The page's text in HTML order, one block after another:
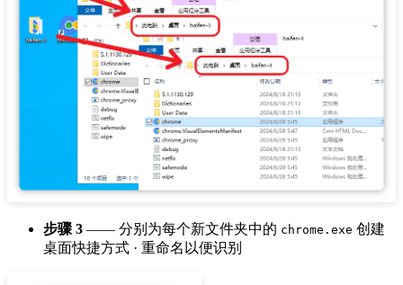
步骤 3 —— 分别为每个新文件夹中的 chrome.exe 创建
桌面快捷方式 · 重命名以便识别